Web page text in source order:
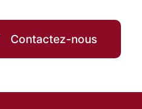
Contactez-nous